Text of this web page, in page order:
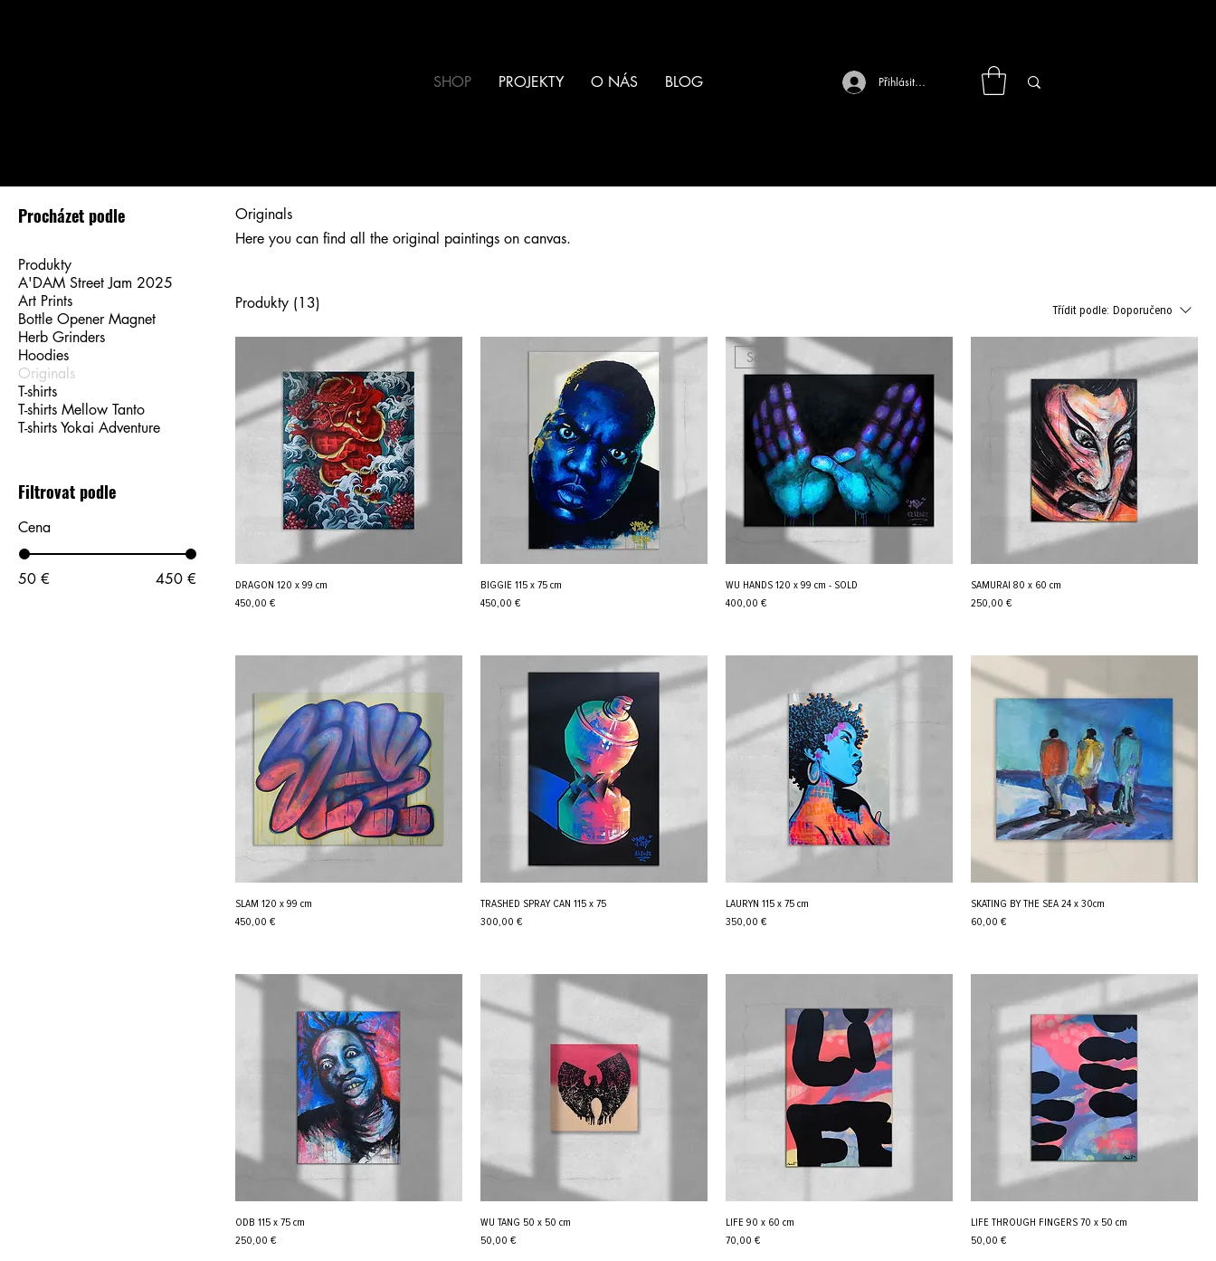
SHOP PROJEKTY O NÁS BLOG Přihlásit se
Procházet podle
Produkty
A'DAM Street Jam 2025
Art Prints
Bottle Opener Magnet
Herb Grinders
Hoodies
Originals
T-shirts
T-shirts Mellow Tanto
T-shirts Yokai Adventure
Filtrovat podle
Cena
50 € 450 €
Originals
Here you can find all the original paintings on canvas.
Produkty (13) Třídit podle: Doporučeno
DRAGON 120 x 99 cm
Cena
450,00 €
BIGGIE 115 x 75 cm
Cena
450,00 €
Sold
WU HANDS 120 x 99 cm - SOLD
Cena
400,00 €
SAMURAI 80 x 60 cm
Cena
250,00 €
SLAM 120 x 99 cm
Cena
450,00 €
TRASHED SPRAY CAN 115 x 75
Cena
300,00 €
LAURYN 115 x 75 cm
Cena
350,00 €
SKATING BY THE SEA 24 x 30cm
Cena
60,00 €
ODB 115 x 75 cm
Cena
250,00 €
WU TANG 50 x 50 cm
Cena
50,00 €
LIFE 90 x 60 cm
Cena
70,00 €
LIFE THROUGH FINGERS 70 x 50 cm
Cena
50,00 €